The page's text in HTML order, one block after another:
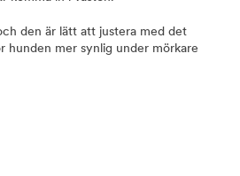
den är lätt att justera med det
hunden mer synlig under mörkare